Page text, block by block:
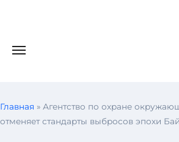
Главная » Агентство по охране
отменяет стандарты выбросов эпохи